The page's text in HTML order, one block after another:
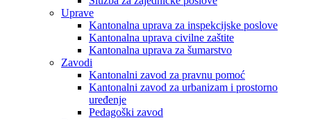
Uprave
Kantonalna uprava za inspekcijske poslove
Kantonalna uprava civilne zaštite
Kantonalna uprava za šumarstvo
Zavodi
Kantonalni zavod za pravnu pomoć
Kantonalni zavod za urbanizam i prostorno
uređenje
Pedagoški zavod